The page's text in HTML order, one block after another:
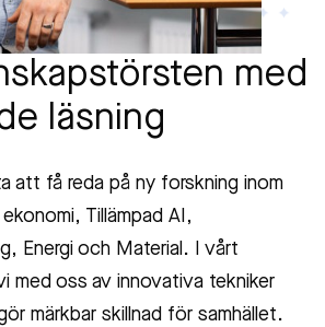
med
läsning
att få reda på ny forskning inom
Tillämpad AI,
Energi och Material. I vårt
med oss av innovativa tekniker
märkbar skillnad för samhället.